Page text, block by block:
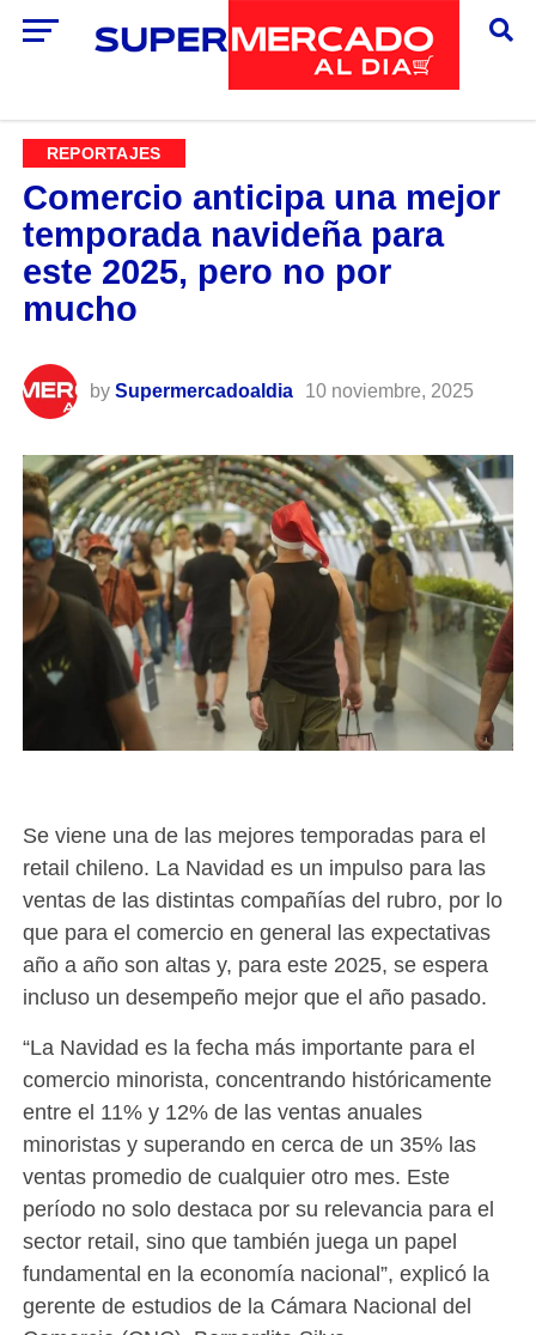
REPORTAJES
Comercio anticipa una mejor
temporada navideña para
este 2025, pero no por
mucho
by Supermercadoaldia 10 noviembre, 2025
Se viene una de las mejores temporadas para el
retail chileno. La Navidad es un impulso para las
ventas de las distintas compañías del rubro, por lo
que para el comercio en general las expectativas
año a año son altas y, para este 2025, se espera
incluso un desempeño mejor que el año pasado.
“La Navidad es la fecha más importante para el
comercio minorista, concentrando históricamente
entre el 11% y 12% de las ventas anuales
minoristas y superando en cerca de un 35% las
ventas promedio de cualquier otro mes. Este
período no solo destaca por su relevancia para el
sector retail, sino que también juega un papel
fundamental en la economía nacional”, explicó la
gerente de estudios de la Cámara Nacional del